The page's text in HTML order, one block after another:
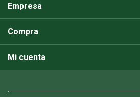
Empresa
Compra
Mi cuenta